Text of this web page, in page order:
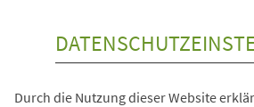
Durch die Nutzung dieser Website